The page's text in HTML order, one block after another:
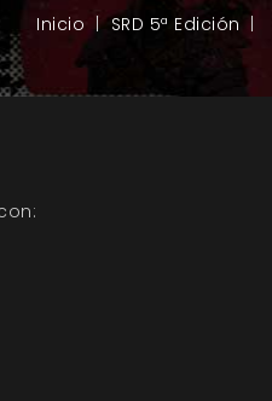
SRD 5ª Edición